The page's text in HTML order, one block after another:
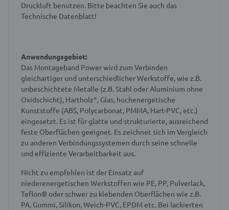
Druckluft benutzen. Bitte beachten Sie auch das
Technische Datenblatt!
Anwendungsgebiet:
Das Montageband Power wird zum Verbinden
gleichartiger und unterschiedlicher Werkstoffe, wie z.B.
unbeschichtete Metalle (z.B. Stahl oder Aluminium ohne
Oxidschicht), Hartholz*, Glas, hochenergetische
Kunststoffe (ABS, Polycarbonat, PMMA, Hart-PVC, etc.)
eingesetzt. Es ist für glatte und strukturierte, ausreichend
feste Oberflächen geeignet. Es zeichnet sich im Vergleich
zu anderen Verbindungssystemen durch seine schnelle
und effiziente Verarbeitbarkeit aus.
Nicht zu empfehlen ist der Einsatz auf
niederenergetischen Werkstoffen wie PE, PP, Pulverlack,
Teflon® oder schwer zu klebenden Oberflächen wie z.B.
PA, Gummi, Silikon, Weich-PVC, EPDM etc. Bei lackierten